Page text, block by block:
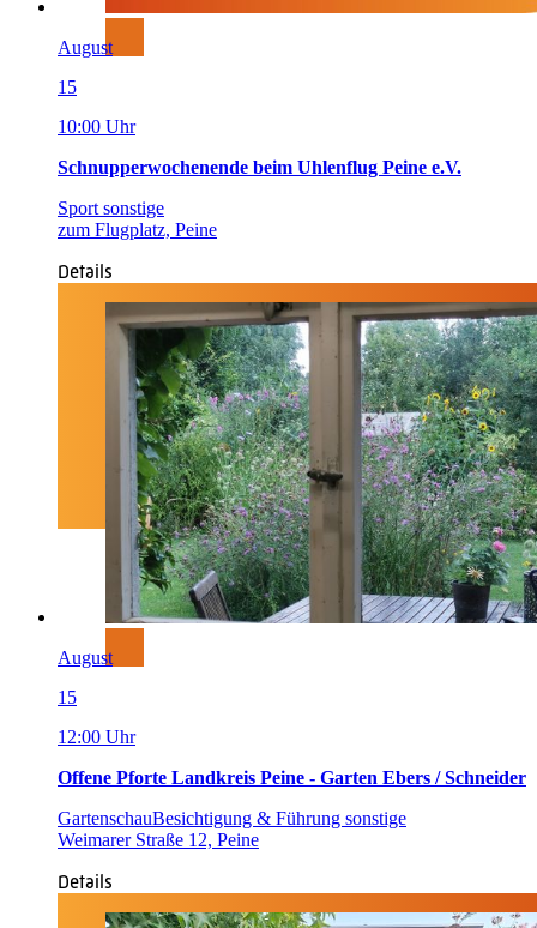
August
15
10:00 Uhr
Schnupperwochenende beim Uhlenflug Peine e.V.
Sport sonstige
zum Flugplatz, Peine
Details
August
15
12:00 Uhr
Offene Pforte Landkreis Peine - Garten Ebers / Schneider
GartenschauBesichtigung & Führung sonstige
Weimarer Straße 12, Peine
Details